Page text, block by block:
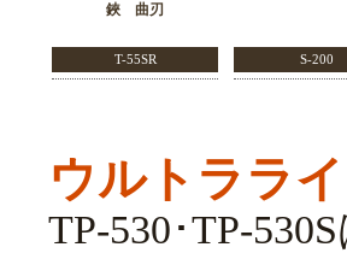
鋏 曲刃
T-55SR S-200
ウルトララ
TP-530･TP-